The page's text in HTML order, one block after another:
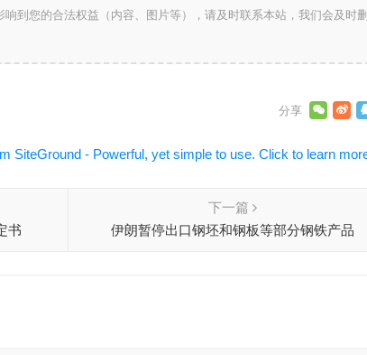
到您的合法权益（内容、图片等），请及时联系本站，我们会及时删
书
下一篇
伊朗暂停出口钢坯和钢板等部分钢铁产品